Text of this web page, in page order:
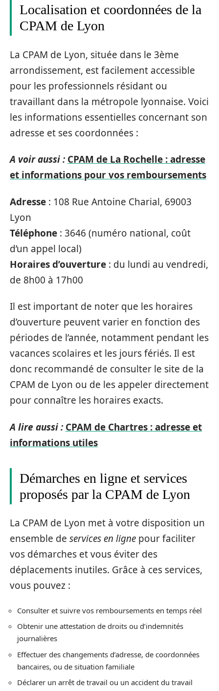
Localisation et coordonnées de la
CPAM de Lyon
La CPAM de Lyon, située dans le 3ème
arrondissement, est facilement accessible
pour les professionnels résidant ou
travaillant dans la métropole lyonnaise. Voici
les informations essentielles concernant son
adresse et ses coordonnées :
A voir aussi : CPAM de La Rochelle : adresse
et informations pour vos remboursements
Adresse : 108 Rue Antoine Charial, 69003
Lyon
Téléphone : 3646 (numéro national, coût
d’un appel local)
Horaires d’ouverture : du lundi au vendredi,
de 8h00 à 17h00
Il est important de noter que les horaires
d’ouverture peuvent varier en fonction des
périodes de l’année, notamment pendant les
vacances scolaires et les jours fériés. Il est
donc recommandé de consulter le site de la
CPAM de Lyon ou de les appeler directement
pour connaître les horaires exacts.
A lire aussi : CPAM de Chartres : adresse et
informations utiles
Démarches en ligne et services
proposés par la CPAM de Lyon
La CPAM de Lyon met à votre disposition un
ensemble de services en ligne pour faciliter
vos démarches et vous éviter des
déplacements inutiles. Grâce à ces services,
vous pouvez :
Consulter et suivre vos remboursements en temps réel
Obtenir une attestation de droits ou d’indemnités
journalières
Effectuer des changements d’adresse, de coordonnées
bancaires, ou de situation familiale
Déclarer un arrêt de travail ou un accident du travail